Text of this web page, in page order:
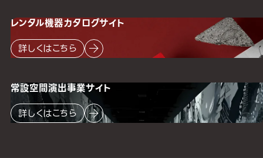
レンタル機器カタログサイト
詳しくはこちら
常設空間演出事業サイト
詳しくはこちら